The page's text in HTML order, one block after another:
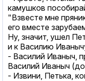
камушков
"Взвесте мне
его вместе
Ну, значит, ушел
и к Василию
- Василий Иваныч,
Василий Иваныч
- Извини, Петька,